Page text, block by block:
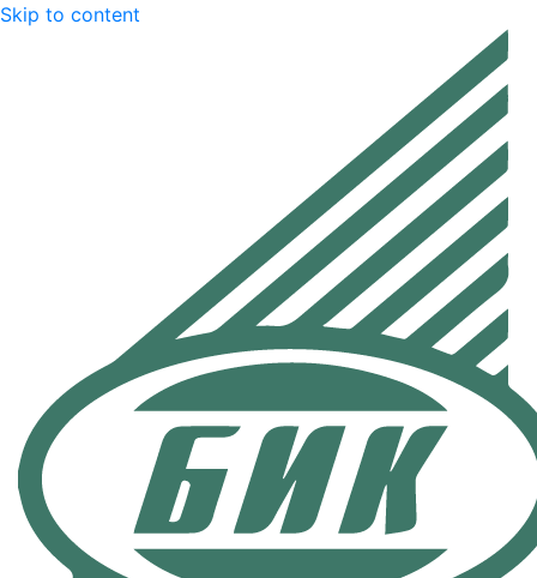
Skip to content